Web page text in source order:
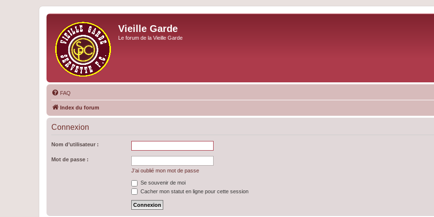
Vieille Garde
Le forum de la Vieille Garde
FAQ
Index du forum
Connexion
Nom d’utilisateur :
Mot de passe :
J’ai oublié mon mot de passe
Se souvenir de moi
Cacher mon statut en ligne pour cette session